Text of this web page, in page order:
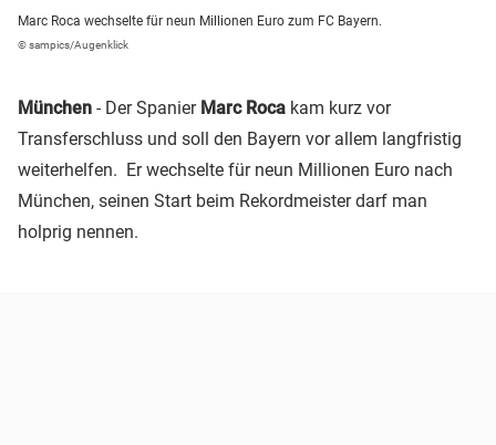
Marc Roca wechselte für neun Millionen Euro zum FC Bayern.
© sampics/Augenklick
München - Der Spanier Marc Roca kam kurz vor
Transferschluss und soll den Bayern vor allem langfristig
weiterhelfen. Er wechselte für neun Millionen Euro nach
München, seinen Start beim Rekordmeister darf man
holprig nennen.